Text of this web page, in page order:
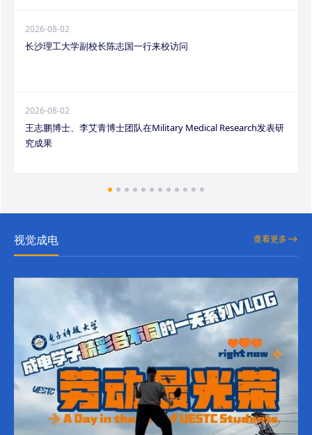
2026-08-02
长沙理工大学副校长陈志国一行来校访问
2026-08-02
王志鹏博士、李艾青博士团队在Military Medical Research发表研
究成果
视觉成电 查看更多